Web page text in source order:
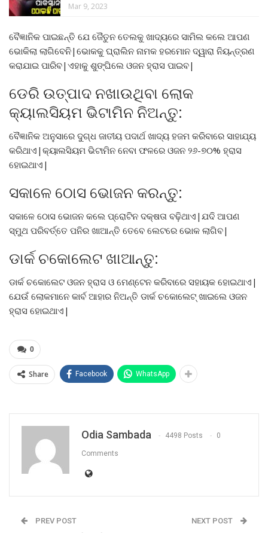
Mar 9, 2023
ବୈଜ୍ଞାନିକ ପାଇଛନ୍ତି ଯେ ଜୈତୁନ ତେଲକୁ ଖାଦ୍ୟରେ ସାମିଲ କଲେ ଆପଣ
ଭୋକିଲା ଲାଗିବେନି|ଭୋକକୁ ଘ୍ରାଲିନ ନାମକ ହରମୋନ ଦ୍ୱାରା ନିୟନ୍ତ୍ରଣ
କରାଯାଇ ପାରିବ|ଏହାକୁ ଶୁଙ୍ଘିଲେ ଓଜନ ହ୍ରାସ ପାଇବ|
ଡେରି ଉତ୍ପାଦ ନଖାଉଥିବା ଲୋକ
କ୍ୟାଲସିୟମ ଭିଟାମିନ ନିଅନ୍ତୁ:
ବୈଜ୍ଞାନିକ ଅନୁସାରେ ଦୁଗ୍ଧ ଜାତୀୟ ପଦାର୍ଥ ଖାଦ୍ୟ ହଜମ କରିବାରେ ସାହାଯ୍ୟ
କରିଥାଏ|କ୍ୟାଲସିୟମ ଭିଟାମିନ ନେବା ଫଳରେ ଓଜନ ୨୬-୭୦% ହ୍ରାସ
ହୋଇଥାଏ|
ସକାଳେ ଠୋସ ଭୋଜନ କରନ୍ତୁ:
ସକାଳେ ଠୋସ ଭୋଜନ କଲେ ପ୍ରୋଟିନ ଦକ୍ଷତା ବଢ଼ିଥାଏ|ଯଦି ଆପଣ
ସ୍ମୁଥ ପରିବର୍ତ୍ତେ ପନିର ଖାଆନ୍ତି ତେବେ ଲେଟରେ ଭୋକ ଲାଗିବ|
ଡାର୍କ ଚକୋଲେଟ ଖାଆନ୍ତୁ:
ଡାର୍କ ଚକୋଲେଟ ଓଜନ ହ୍ରାସ ଓ ମେଣ୍ଟେନ କରିବାରେ ସହାୟକ ହୋଇଥାଏ|
ଯେଉଁ ଲୋକମାନେ କାର୍ବ ଆହାର ନିଅନ୍ତି ଡାର୍କ ଚକୋଲେଟ୍ ଖାଇଲେ ଓଜନ
ହ୍ରାସ ହୋଇଥାଏ|
0
Share Facebook WhatsApp
Odia Sambada 4498 Posts 0
Comments
PREV POST NEXT POST